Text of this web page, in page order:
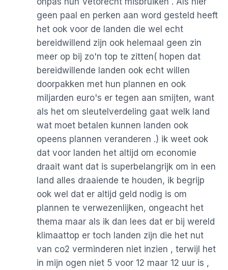
geen paal en perken aan word gesteld heeft
het ook voor de landen die wel echt
bereidwillend zijn ook helemaal geen zin
meer op bij zo'n top te zitten( hopen dat
bereidwillende landen ook echt willen
doorpakken met hun plannen en ook
miljarden euro's er tegen aan smijten, want
als het om sleutelverdeling gaat welk land
wat moet betalen kunnen landen ook
opeens plannen veranderen .) ik weet ook
dat voor landen het altijd om economie
draait want dat is superbelangrijk om in een
land alles draaiende te houden, ik begrijp
ook wel dat er altijd geld nodig is om
plannen te verwezenlijken, ongeacht het
thema maar als ik dan lees dat er bij wereld
klimaattop er toch landen zijn die het nut
van co2 verminderen niet inzien , terwijl het
in mijn ogen niet 5 voor 12 maar 12 uur is ,